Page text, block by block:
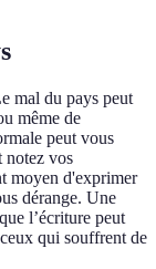
mal du pays peut
même de
peut vous
notez vos
moyen d'exprimer
dérange. Une
l’écriture peut
qui souffrent de